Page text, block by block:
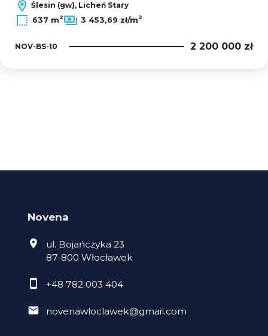
Ślesin (gw), Licheń Stary
637 m2 3 453,69 zł/m2
NOV-BS-10 2 200 000 zł
Novena
ul. Bojańczyka 23
87-800 Włocławek
+48 782 003 404
novenawloclawek@gmail.com